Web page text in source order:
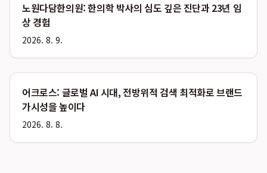
노원다담한의원: 한의학 박사의 심도 깊은 진단과 23년 임
상 경험
2026. 8. 9.
어크로스: 글로벌 AI 시대, 전방위적 검색 최적화로 브랜드
가시성을 높이다
2026. 8. 8.